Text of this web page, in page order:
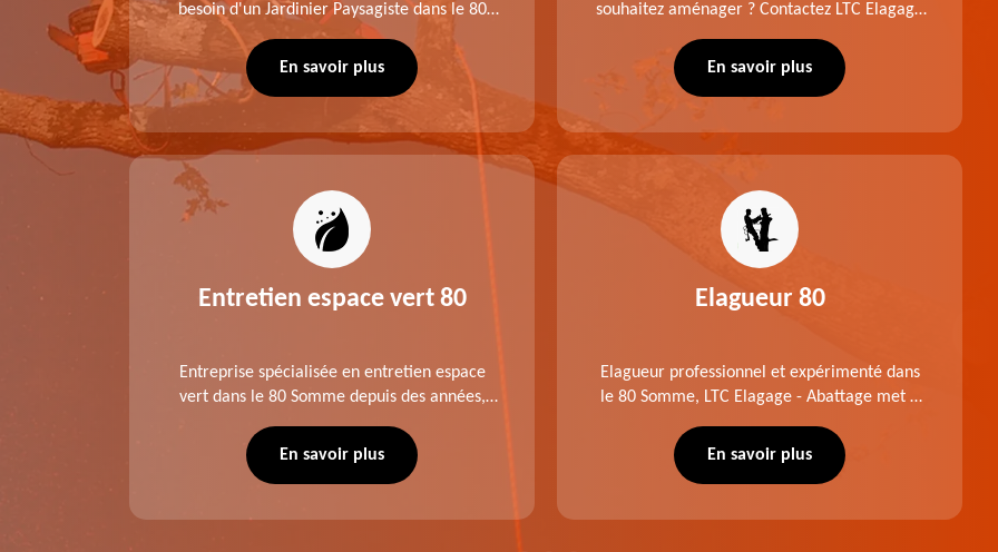
jardinier
.
des
80
,
dans
besoin d'un Jardinier Paysagiste dans le 80
Somme. Chaque intervention est exécutée
selon les normes en vigueur. Découvrez un
extérieur exceptionnel grâce à notre équipe.
En savoir plus
Entretien espace vert 80
Entreprise spécialisée en entretien espace
vert dans le 80 Somme depuis des années,
d'élagage, d'abattage d'arbres, de
dessouchage et autre. Devis offert.
En savoir plus
souhaitez aménager ? Contactez LTC Elagage
80 Somme. Travail suivant les règles de l'art.
En savoir plus
Elagueur 80
Elagueur professionnel et expérimenté dans
le 80 Somme, LTC Elagage - Abattage met à
notre intervention, votre espace vert sera
En savoir plus